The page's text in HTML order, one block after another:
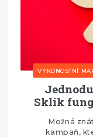
VÝKONOSTNÍ
Sklik
Možná
kampaň,